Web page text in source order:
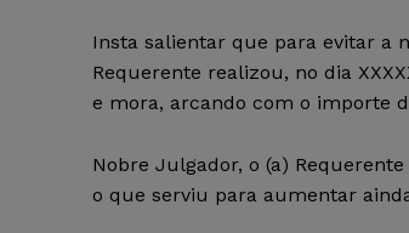
Insta salientar que para evitar a
Requerente realizou, no dia
e mora, arcando com o importe de
Nobre Julgador, o (a)
o que serviu para aumentar